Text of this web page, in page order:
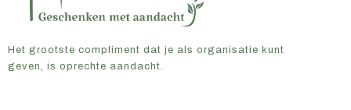
Het grootste compliment dat je als organisatie kunt
geven, is oprechte aandacht.